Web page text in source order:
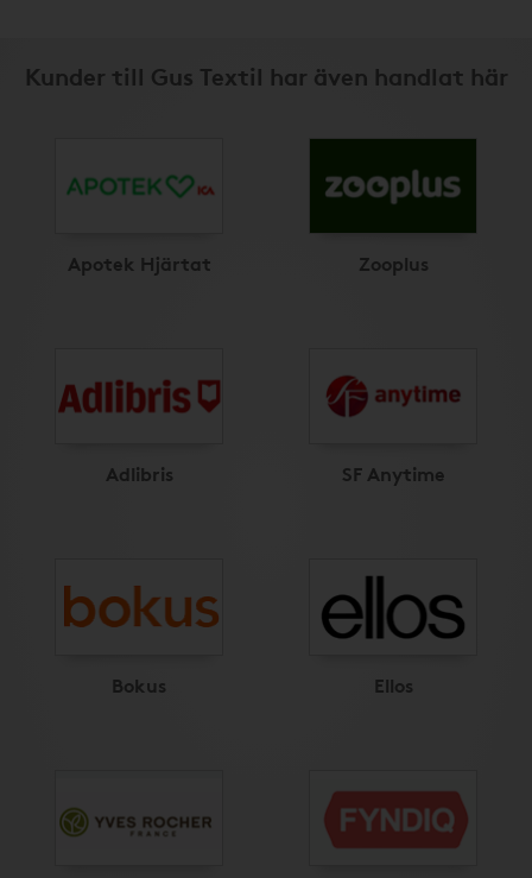
Kunder till Gus Textil har även handlat här
Apotek Hjärtat Zooplus
Adlibris SF Anytime
Bokus Ellos